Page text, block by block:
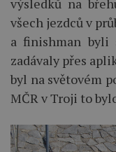
výsledků na
všech jezdců v
a finishman byli
zadávaly přes
byl na světovém
MČR v Troji to